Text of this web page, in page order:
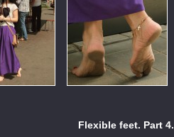
Flexible feet. Part 4.